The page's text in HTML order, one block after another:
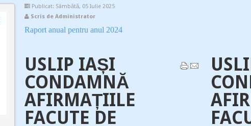
Publicat: Sâmbătă, 05 Iulie 2025
Scris de Administrator
Raport anual pentru anul 2024
USLIP IAȘI
CONDAMNĂ
AFIRMAȚIILE
FACUTE DE